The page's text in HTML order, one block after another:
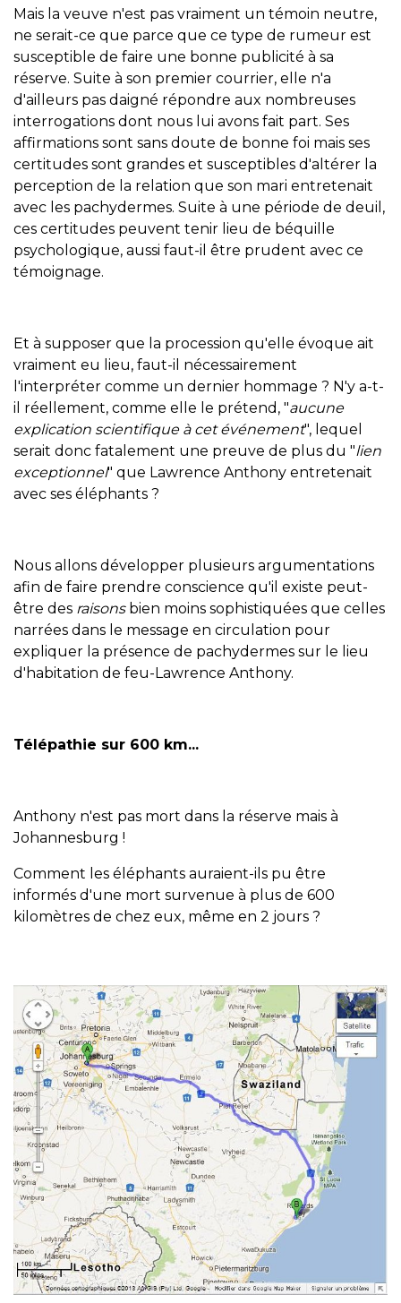
Mais la veuve n'est pas vraiment un témoin neutre,
ne serait-ce que parce que ce type de rumeur est
susceptible de faire une bonne publicité à sa
réserve. Suite à son premier courrier, elle n'a
d'ailleurs pas daigné répondre aux nombreuses
interrogations dont nous lui avons fait part. Ses
affirmations sont sans doute de bonne foi mais ses
certitudes sont grandes et susceptibles d'altérer la
perception de la relation que son mari entretenait
avec les pachydermes. Suite à une période de deuil,
ces certitudes peuvent tenir lieu de béquille
psychologique, aussi faut-il être prudent avec ce
témoignage.
Et à supposer que la procession qu'elle évoque ait
vraiment eu lieu, faut-il nécessairement
l'interpréter comme un dernier hommage ? N'y a-t-
il réellement, comme elle le prétend, "aucune
explication scientifique à cet événement", lequel
serait donc fatalement une preuve de plus du "lien
exceptionnel" que Lawrence Anthony entretenait
avec ses éléphants ?
Nous allons développer plusieurs argumentations
afin de faire prendre conscience qu'il existe peut-
être des raisonsbien moins sophistiquées que celles
narrées dans le message en circulation pour
expliquer la présence de pachydermes sur le lieu
d'habitation de feu-Lawrence Anthony.
Télépathie sur 600 km...
Anthony n'est pas mort dans la réserve mais à
Johannesburg !
Comment les éléphants auraient-ils pu être
informés d'une mort survenue à plus de 600
kilomètres de chez eux, même en 2 jours ?